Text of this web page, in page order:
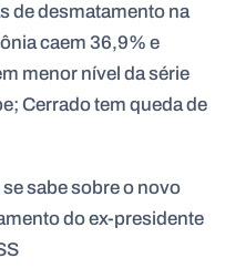
de desmatamento na
caem 36,9% e
menor nível da série
Cerrado tem queda de
se sabe sobre o novo
do ex-presidente